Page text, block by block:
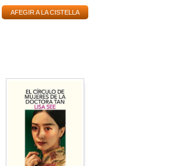
AFEGIR A LA CISTELLA